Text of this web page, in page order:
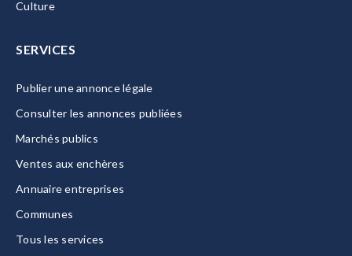
Culture
SERVICES
Publier une annonce légale
Consulter les annonces publiées
Marchés publics
Ventes aux enchères
Annuaire entreprises
Communes
Tous les services